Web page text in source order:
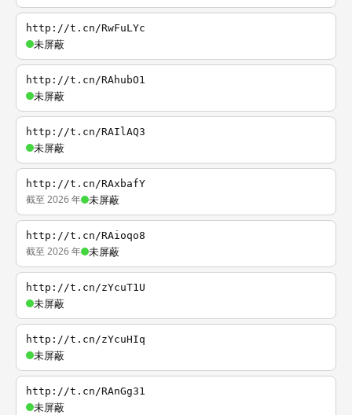
http://t.cn/RwFuLYc
未屏蔽
http://t.cn/RAhubO1
未屏蔽
http://t.cn/RAIlAQ3
未屏蔽
http://t.cn/RAxbafY
截至 2026 年 未屏蔽
http://t.cn/RAioqo8
截至 2026 年 未屏蔽
http://t.cn/zYcuT1U
未屏蔽
http://t.cn/zYcuHIq
未屏蔽
http://t.cn/RAnGg31
未屏蔽